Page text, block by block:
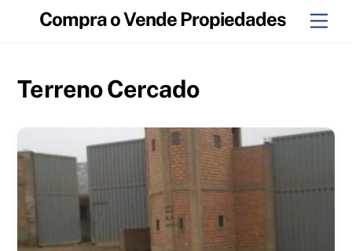
Compra o Vende Propiedades
Terreno Cercado